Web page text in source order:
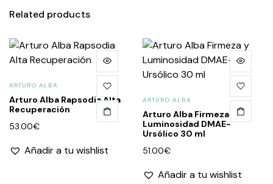
Related products
ARTURO ALBA
Arturo Alba Rapsodia Alta
Recuperación
53.00€
Añadir a tu wishlist
ARTURO ALBA
Arturo Alba Firmeza y
Luminosidad DMAE-
Ursólico 30 ml
51.00€
Añadir a tu wishlist